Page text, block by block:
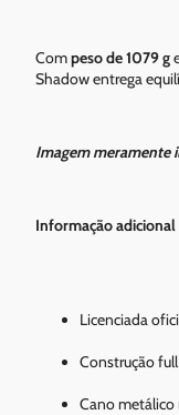
Compeso de 1079 g
Shadow entrega
Imagem meramente
Informação adicional
Licenciada
Construção
Cano metálico